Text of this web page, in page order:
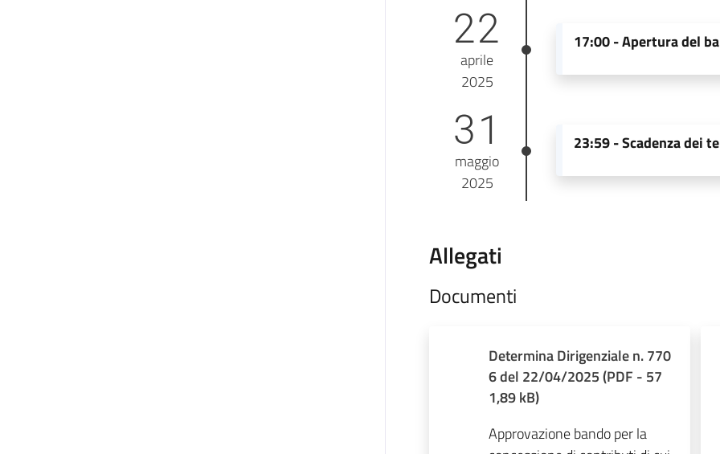
22
aprile
2025
17:00 -Apertura del
31
maggio
2025
23:59 -Scadenza dei
Allegati
Documenti
Determina Dirigenziale n. 770
6 del 22/04/2025(PDF - 57
1,89 kB)
Approvazione bando per la